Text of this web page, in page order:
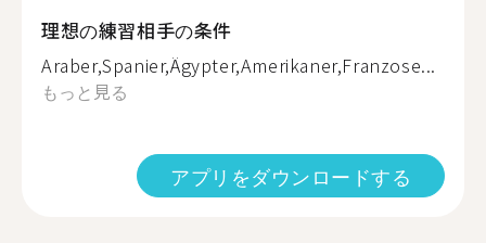
理想の練習相手の条件
Araber,Spanier,Ägypter,Amerikaner,Franzose...
もっと見る
アプリをダウンロードする